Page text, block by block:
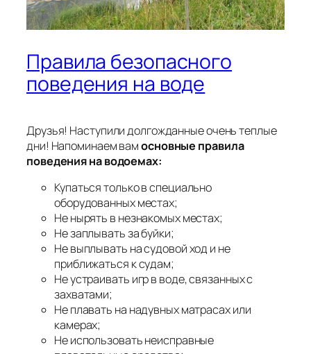
Правила безопасного
поведения на воде
Друзья! Наступили долгожданные очень теплые
дни! Напоминаем вамосновные правила
поведения на водоемах:
Купаться только в специально
оборудованных местах;
Не нырять в незнакомых местах;
Не заплывать за буйки;
Не выплывать на судовой ход и не
приближаться к судам;
Не устраивать игр в воде, связанных с
захватами;
Не плавать на надувных матрасах или
камерах;
Не использовать неисправные